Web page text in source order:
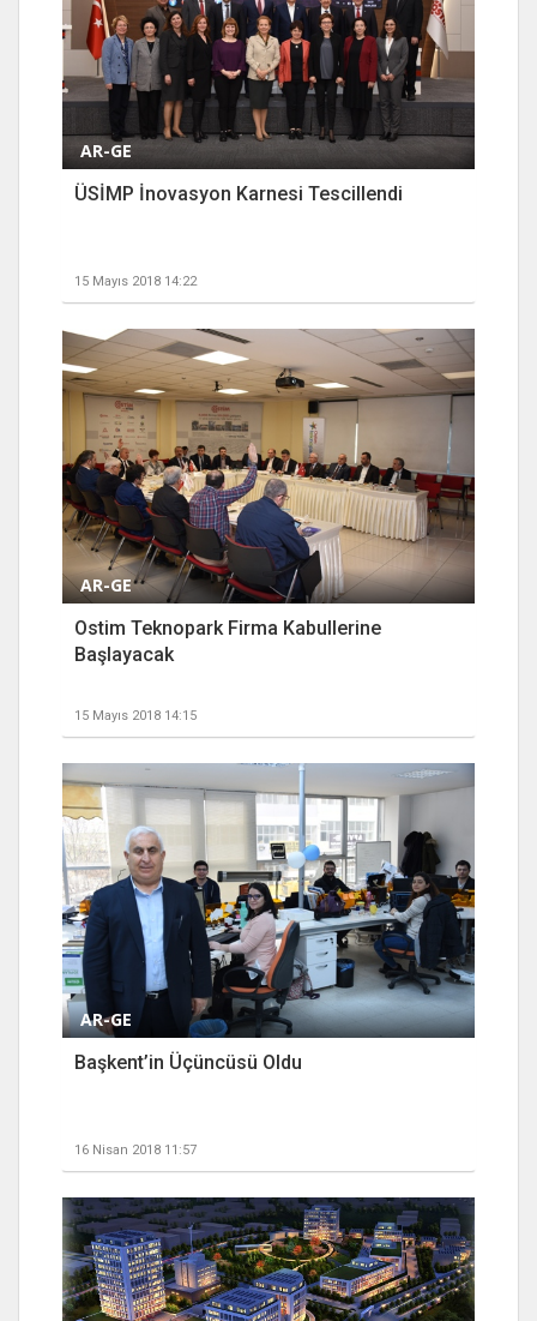
AR-GE
ÜSİMP İnovasyon Karnesi Tescillendi
15 Mayıs 2018 14:22
AR-GE
Ostim Teknopark Firma Kabullerine
Başlayacak
15 Mayıs 2018 14:15
AR-GE
Başkent’in Üçüncüsü Oldu
16 Nisan 2018 11:57